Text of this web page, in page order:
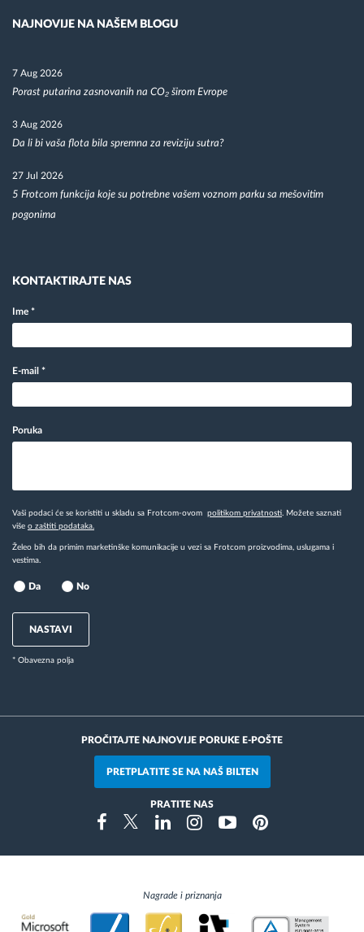
NAJNOVIJE NA NAŠEM BLOGU
7 Aug 2026
Porast putarina zasnovanih na CO₂ širom Evrope
3 Aug 2026
Da li bi vaša flota bila spremna za reviziju sutra?
27 Jul 2026
5 Frotcom funkcija koje su potrebne vašem voznom parku sa mešovitim
pogonima
KONTAKTIRAJTE NAS
Ime *
E-mail *
Poruka
Vaši podaci će se koristiti u skladu sa Frotcom-ovom politikom privatnosti. Možete saznati
više o zaštiti podataka.
Želeo bih da primim marketinške komunikacije u vezi sa Frotcom proizvodima, uslugama i
vestima.
Da No
NASTAVI
* Obavezna polja
PROČITAJTE NAJNOVIJE PORUKE E-POŠTE
PRETPLATITE SE NA NAŠ BILTEN
PRATITE NAS
FacebookTwitterLinkedinInstragramYoutubePinterest
Nagrade i priznanja